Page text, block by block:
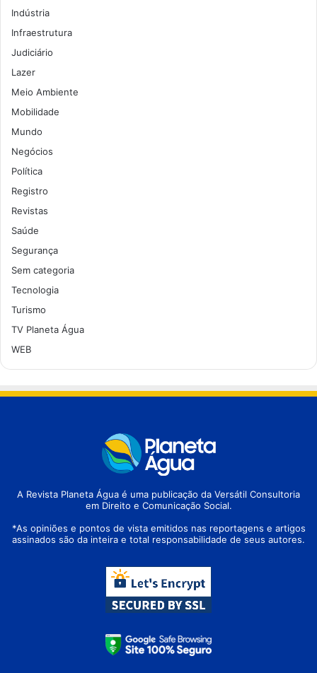
Indústria
Infraestrutura
Judiciário
Lazer
Meio Ambiente
Mobilidade
Mundo
Negócios
Política
Registro
Revistas
Saúde
Segurança
Sem categoria
Tecnologia
Turismo
TV Planeta Água
WEB
A Revista Planeta Água é uma publicação da Versátil Consultoria
em Direito e Comunicação Social.
*As opiniões e pontos de vista emitidos nas reportagens e artigos
assinados são da inteira e total responsabilidade de seus autores.